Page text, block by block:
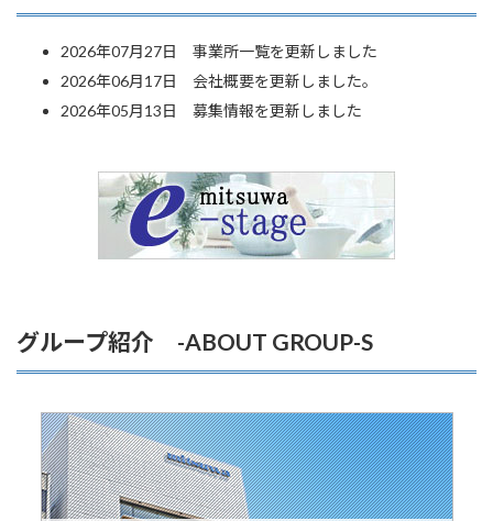
2026年07月27日 事業所一覧を更新しました
2026年06月17日 会社概要を更新しました。
2026年05月13日 募集情報を更新しました
グループ紹介 -ABOUT GROUP-S